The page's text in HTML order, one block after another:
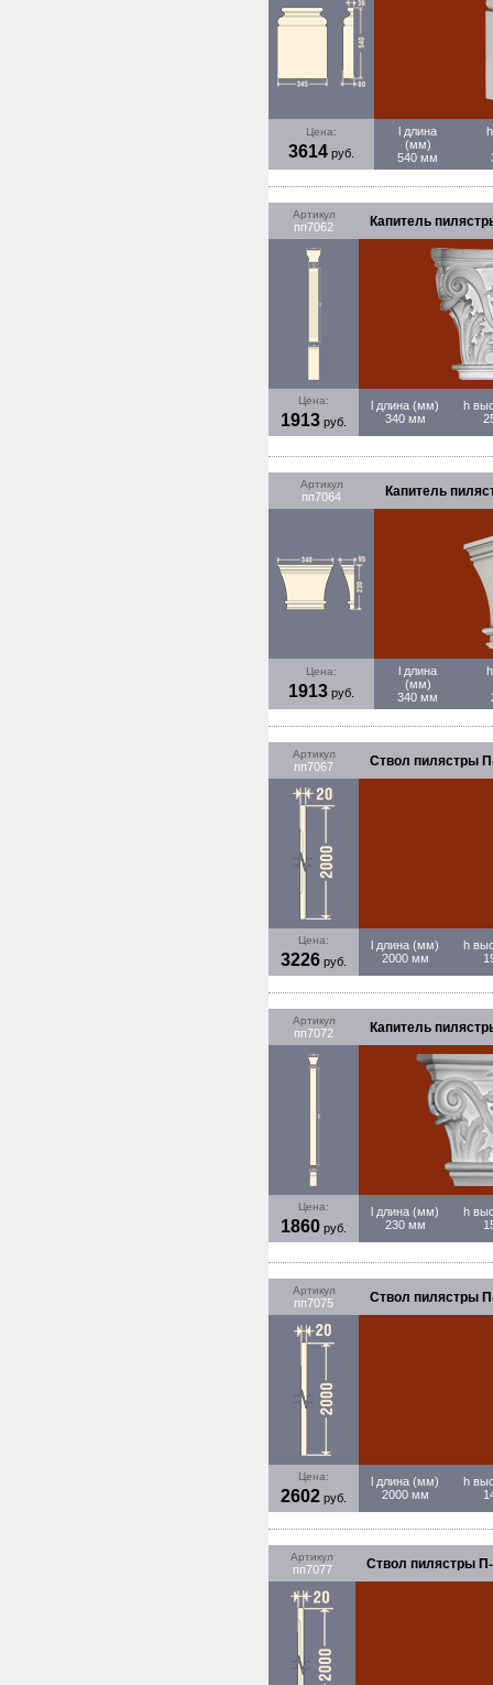
Цена:
3614 руб.
l длина
(мм)
540 мм
Артикул
пп7062 Капитель
Цена:
1913 руб.
l длина (мм)
340 мм
h
Артикул
пп7064 Капитель
Цена:
1913 руб.
l длина
(мм)
340 мм
Артикул
пп7067 Ствол пилястры
Цена:
3226 руб.
l длина (мм)
2000 мм
h
Артикул
пп7072 Капитель
Цена:
1860 руб.
l длина (мм)
230 мм
h
Артикул
пп7075 Ствол пилястры
Цена:
2602 руб.
l длина (мм)
2000 мм
h
Артикул
пп7077 Ствол пилястры